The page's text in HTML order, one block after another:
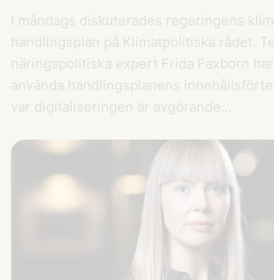
I måndags diskuterades regeringens
handlingsplan på Klimatpolitiska rådet.
näringspolitiska expert Frida Faxborn
använda handlingsplanens
var digitaliseringen är avgörande…